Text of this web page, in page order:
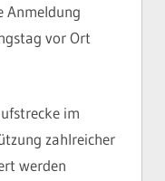
Anmeldung
vor Ort
im
zahlreicher
werden